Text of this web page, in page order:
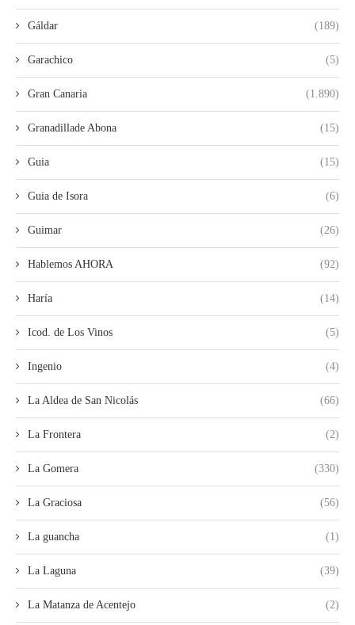
Gáldar (189)
Garachico (5)
Gran Canaria (1.890)
Granadillade Abona (15)
Guia (15)
Guia de Isora (6)
Guimar (26)
Hablemos AHORA (92)
Haría (14)
Icod. de Los Vinos (5)
Ingenio (4)
La Aldea de San Nicolás (66)
La Frontera (2)
La Gomera (330)
La Graciosa (56)
La guancha (1)
La Laguna (39)
La Matanza de Acentejo (2)